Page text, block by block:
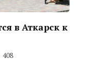
в Аткарск к
408